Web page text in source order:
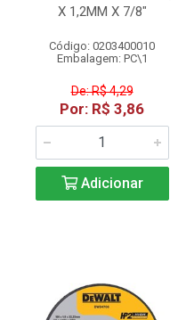
X 1,2MM X 7/8"
Código: 0203400010
Embalagem: PC\1
De: R$ 4,29
Por: R$ 3,86
Adicionar